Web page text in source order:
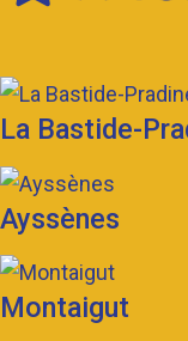
La Bastide-
Ayssènes
Montaigut